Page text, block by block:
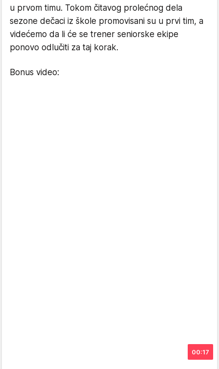
u prvom timu. Tokom čitavog prolećnog dela
sezone dečaci iz škole promovisani su u prvi tim, a
videćemo da li će se trener seniorske ekipe
ponovo odlučiti za taj korak.
Bonus video:
00:17